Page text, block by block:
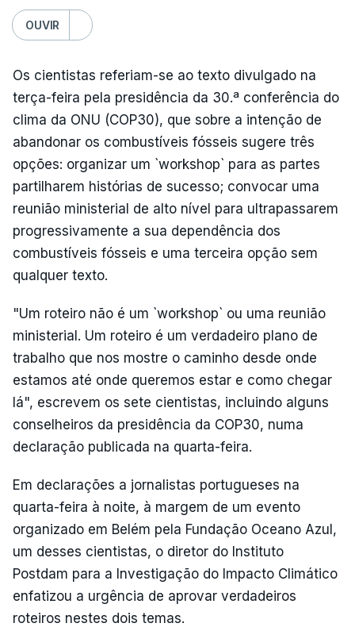
OUVIR
Os cientistas referiam-se ao texto divulgado na
terça-feira pela presidência da 30.ª conferência do
clima da ONU (COP30), que sobre a intenção de
abandonar os combustíveis fósseis sugere três
opções: organizar um `workshop` para as partes
partilharem histórias de sucesso; convocar uma
reunião ministerial de alto nível para ultrapassarem
progressivamente a sua dependência dos
combustíveis fósseis e uma terceira opção sem
qualquer texto.
"Um roteiro não é um `workshop` ou uma reunião
ministerial. Um roteiro é um verdadeiro plano de
trabalho que nos mostre o caminho desde onde
estamos até onde queremos estar e como chegar
lá", escrevem os sete cientistas, incluindo alguns
conselheiros da presidência da COP30, numa
declaração publicada na quarta-feira.
Em declarações a jornalistas portugueses na
quarta-feira à noite, à margem de um evento
organizado em Belém pela Fundação Oceano Azul,
um desses cientistas, o diretor do Instituto
Postdam para a Investigação do Impacto Climático
enfatizou a urgência de aprovar verdadeiros
roteiros nestes dois temas.